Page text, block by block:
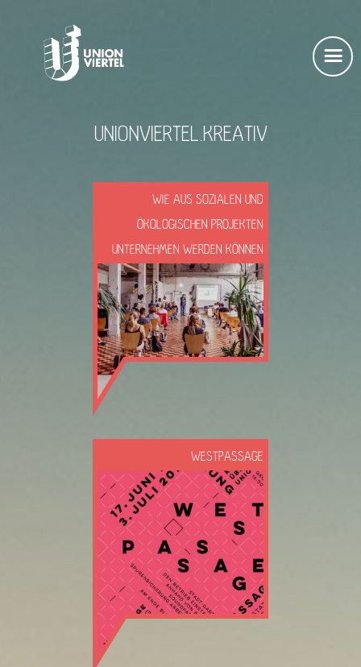
UNIONVIERTEL.KREATIV
WIE AUS SOZIALEN UND
ÖKOLOGISCHEN PROJEKTEN
UNTERNEHMEN WERDEN KÖNNEN
WESTPASSAGE